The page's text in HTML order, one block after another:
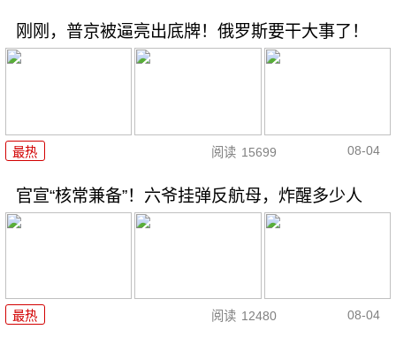
刚刚，普京被逼亮出底牌！俄罗斯要干大事了！
最热 阅读 15699 08-04
官宣“核常兼备”！六爷挂弹反航母，炸醒多少人
最热 阅读 12480 08-04